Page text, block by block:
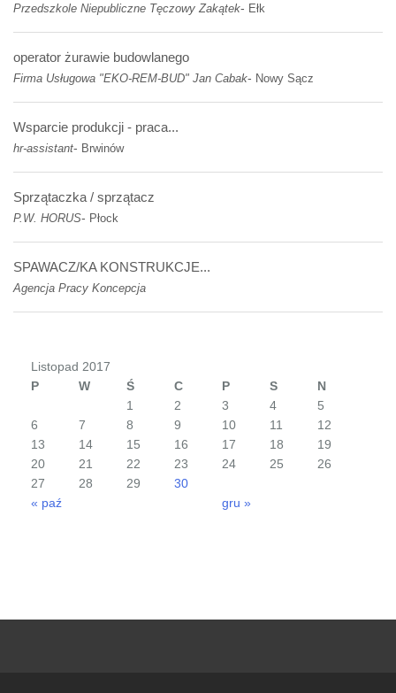
Przedszkole Niepubliczne Tęczowy Zakątek- Ełk
operator żurawie budowlanego
Firma Usługowa "EKO-REM-BUD" Jan Cabak- Nowy Sącz
Wsparcie produkcji - praca...
hr-assistant- Brwinów
Sprzątaczka / sprzątacz
P.W. HORUS- Płock
SPAWACZ/KA KONSTRUKCJE...
Agencja Pracy Koncepcja
Listopad 2017
P
W Ś C P S N
« paź gru »
1 2 3 4
5
6
7 8 9 10 11
12
13
14 15 16 17 18
19
20
21 22 23 24 25
26
27
28 29 30